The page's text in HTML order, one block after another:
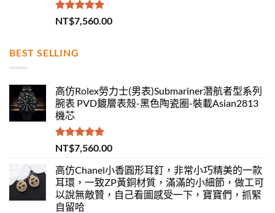
評分 5.00
滿分 5
NT$7,560.00
BEST SELLING
高仿Rolex勞力士(男表)Submariner潛航者型系列
腕表 PVD鍍層表殼-黑色陶瓷圈-裝載Asian2813
機芯
評分 5.00
滿分 5
NT$7,560.00
高仿Chanel小香圓形耳釘，非常小巧精美的一款
耳環，一致ZP黃銅材質，滿滿的小細節，做工可
以說無敵贊，自己看圖感受一下，寶寶們，抓緊
自留哈